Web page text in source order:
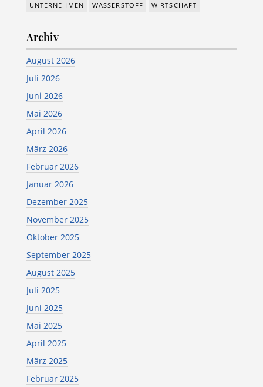
UNTERNEHMEN
WASSERSTOFF WIRTSCHAFT
Archiv
August 2026
Juli 2026
Juni 2026
Mai 2026
April 2026
März 2026
Februar 2026
Januar 2026
Dezember 2025
November 2025
Oktober 2025
September 2025
August 2025
Juli 2025
Juni 2025
Mai 2025
April 2025
März 2025
Februar 2025